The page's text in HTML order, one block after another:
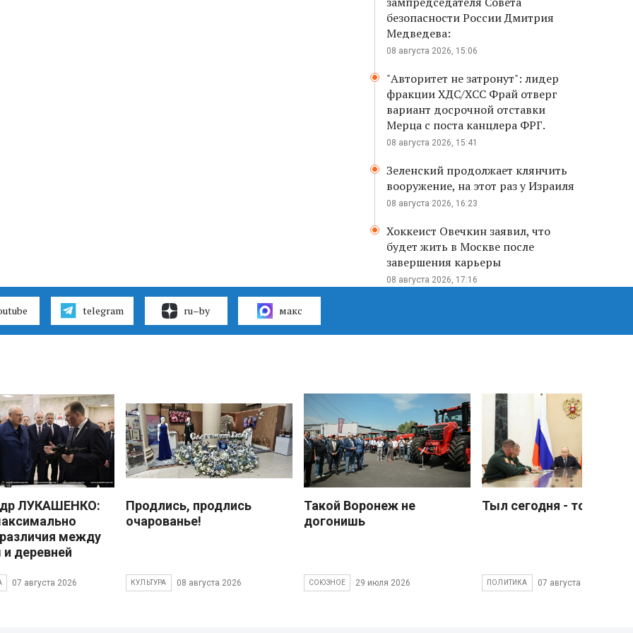
безопасности России Дмитрия
Медведева:
08 августа 2026, 15:06
"Авторитет не затронут": лидер
фракции ХДС/ХСС Фрай отверг
вариант досрочной отставки
Мерца с поста канцлера ФРГ.
08 августа 2026, 15:41
Зеленский продолжает клянчить
вооружение, на этот раз у Израиля
08 августа 2026, 16:23
Хоккеист Овечкин заявил, что
будет жить в Москве после
завершения карьеры
08 августа 2026, 17:16
telegram ru–by макс
ЛУКАШЕНКО:
между
деревней
07 августа 2026
Продлись, продлись
очарованье!
КУЛЬТУРА 08 августа 2026
Такой Воронеж не
догонишь
СОЮЗНОЕ 29 июля 2026
Тыл сегодня - тоже
ПОЛИТИКА 07 августа 2026